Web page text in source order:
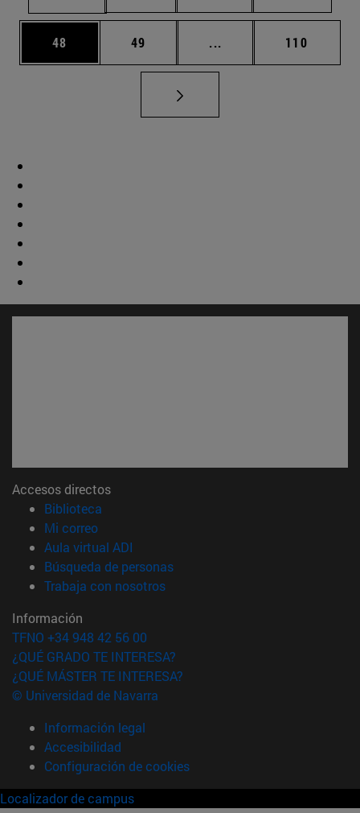
Página
48 Página
49 ... Páginas intermedias
Página
110
Accesos directos
Biblioteca
Mi correo(abre en nueva ventana)
Aula virtual ADI
Búsqueda de personas(abre en nueva ventana)
Trabaja con nosotros(abre en nueva ventana)
Información
TFNO +34 948 42 56 00
¿QUÉ GRADO TE INTERESA?
¿QUÉ MÁSTER TE INTERESA?
© Universidad de Navarra
Información legal
Accesibilidad
Configuración de cookies
Localizador de campus